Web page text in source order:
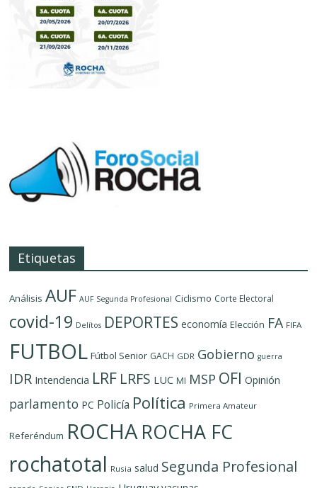
Etiquetas
Análisis AUF AUF Segunda Profesional Ciclismo Corte Electoral
covid-19 Delítos DEPORTES economía Elección FA FIFA
FUTBOL Fútbol Senior GACH GDR Gobierno guerra
IDR Intendencia LRF LRFS LUC MI MSP OFI Opinión
parlamento PC Policía Política Primera Amateur
Referéndum ROCHAROCHA FC
rochatotal Rusia salud Segunda Profesional